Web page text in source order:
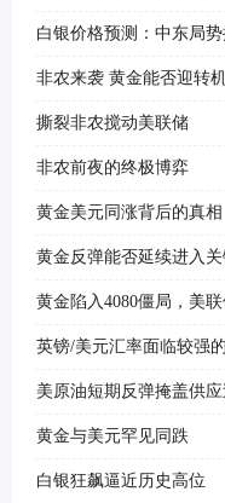
白银价格预测：中东局
非农来袭 黄金能否迎转
撕裂非农搅动美联储
非农前夜的终极博弈
黄金美元同涨背后的真相
黄金反弹能否延续进入关
黄金陷入4080僵局，美
英镑/美元汇率面临较强
美原油短期反弹掩盖供
黄金与美元罕见同跌
白银狂飙逼近历史高位